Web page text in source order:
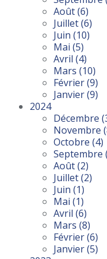
Août(6)
Juillet(6)
Juin (10)
Mai (5)
Avril (4)
Mars (10)
Février(9)
Janvier(9)
2024
Décembre
Novembre
Octobre (4)
Septembre
Août(2)
Juillet(2)
Juin (1)
Mai (1)
Avril (6)
Mars (8)
Février(6)
Janvier(5)